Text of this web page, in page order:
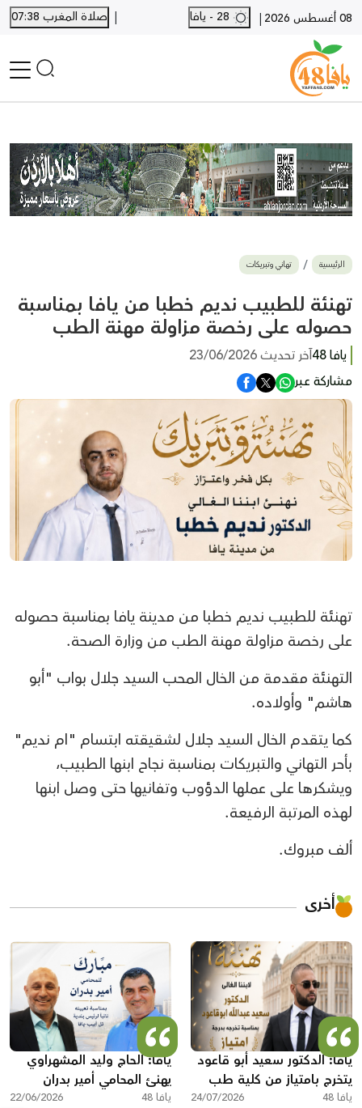
08 أغسطس 2026 |
| صلاة المغرب 07:38
أخبار محلية
أخبار يافا
SHORTS
أخبار اللد والرملة
بيع وشراء
أخبار القدس
وفيات
المزيد
ارسل خبر
الرئيسية تهاني وتبريكات
تهنئة للطبيب نديم خطبا من يافا بمناسبة
حصوله على رخصة مزاولة مهنة الطب
يافا 48
آخر تحديث 23/06/2026
مشاركة عبر
تهنئة للطبيب نديم خطبا من مدينة يافا بمناسبة حصوله
على رخصة مزاولة مهنة الطب من وزارة الصحة.
التهنئة مقدمة من الخال المحب السيد جلال بواب "أبو
هاشم" وأولاده.
كما يتقدم الخال السيد جلال لشقيقته ابتسام "ام نديم"
بأحر التهاني والتبريكات بمناسبة نجاح ابنها الطبيب،
ويشكرها على عملها الدؤوب وتفانيها حتى وصل ابنها
لهذه المرتبة الرفيعة.
ألف مبروك.
أخرى
يافا: الدكتور سعيد أبو قاعود
يتخرج بامتياز من كلية طب
الأسنان في رومانيا
يافا 48 24/07/2026
يافا: الحاج وليد المشهراوي
يهنئ المحامي أمير بدران
بتعيينه نائباً لرئيس البلدية
يافا 48 22/06/2026